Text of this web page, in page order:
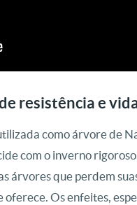
resistência e
como árvore de
com o inverno
árvores que perdem
Os enfeites,